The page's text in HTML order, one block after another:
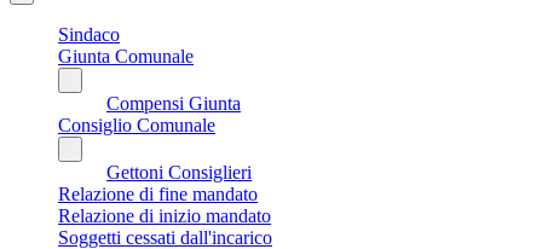
Sindaco
Giunta Comunale
Compensi Giunta
Consiglio Comunale
Gettoni Consiglieri
Relazione di fine mandato
Relazione di inizio mandato
Soggetti cessati dall'incarico